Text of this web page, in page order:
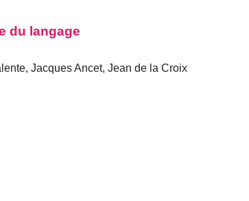
du langage
Jacques Ancet, Jean de la Croix